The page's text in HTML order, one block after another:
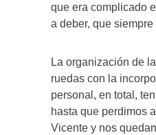
que era complicado
a deber, que siempre
La organización de
ruedas con la
personal, en total,
hasta que perdimos
Vicente y nos